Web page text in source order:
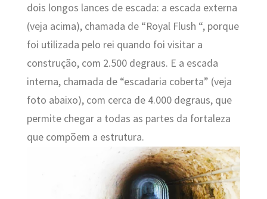
dois longos lances de escada: a escada externa
(veja acima), chamada de “Royal Flush “, porque
foi utilizada pelo rei quando foi visitar a
construção, com 2.500 degraus. E a escada
interna, chamada de “escadaria coberta” (veja
foto abaixo), com cerca de 4.000 degraus, que
permite chegar a todas as partes da fortaleza
que compõem a estrutura.